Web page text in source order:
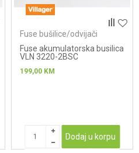
Fuse bušilice/odvijači
Fuse akumulatorska busilica
VLN 3220-2BSC
199,00 KM
Dodaj u korpu